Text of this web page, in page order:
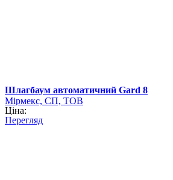
Шлагбаум автоматичний Gard 8
Мірмекс, СП, ТОВ
Ціна:
Перегляд